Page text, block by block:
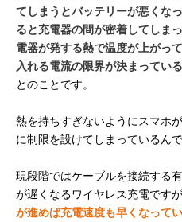
てしまうとバッテリーが悪くな
ると充電器の間が密着してしま
電器が発する熱で温度が上がっ
入れる電流の限界が決まっている
とのことです。
熱を持ちすぎないようにスマホ
に制限を設けてしまっているんで
現段階ではケーブルを接続する
が遅くなるワイヤレス充電ですが
が進めば充電速度も早くなってい